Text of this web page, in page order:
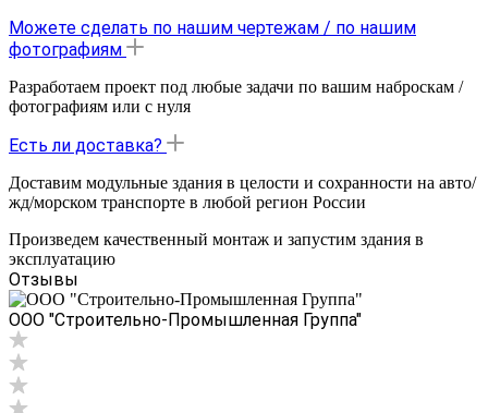
Можете сделать по нашим чертежам / по нашим
фотографиям
Разработаем проект под любые задачи по вашим наброскам /
фотографиям или с нуля
Есть ли доставка?
Доставим модульные здания в целости и сохранности на авто/
жд/морском транспорте в любой регион России
Произведем качественный монтаж и запустим здания в
эксплуатацию
Отзывы
ООО "Строительно-Промышленная Группа"